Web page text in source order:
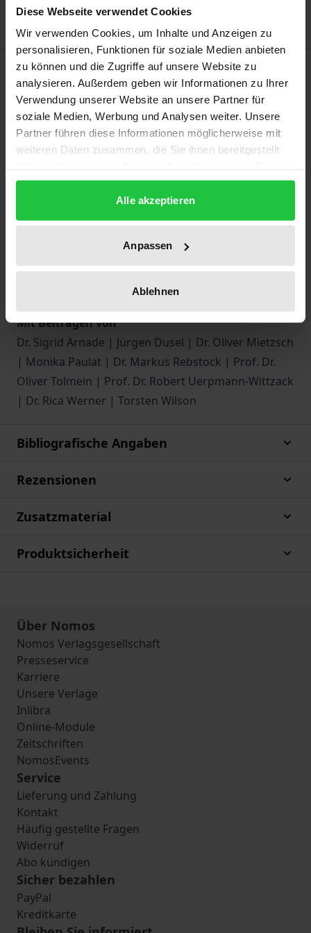
Diese Webseite verwendet Cookies
Wir verwenden Cookies, um Inhalte und Anzeigen zu
personalisieren, Funktionen für soziale Medien anbieten
zu können und die Zugriffe auf unsere Website zu
analysieren. Außerdem geben wir Informationen zu Ihrer
Verwendung unserer Website an unsere Partner für
soziale Medien, Werbung und Analysen weiter. Unsere
Partner führen diese Informationen möglicherweise mit
weiteren Daten zusammen, die Sie ihnen bereitgestellt
gesammelt haben.
Alle akzeptieren
Anpassen
Ablehnen
Beschreibung
Für die Nutzung des öffentlichen
Personennahverkehrs war bis zum 1. Januar 2022
eine vollständige Barrierefreiheit herzustellen. Dies
Beiträge des Bandes, denen Vorträge auf den 6.
Jenaer Gesprächen zum Recht des ÖPNV zugrunde
liegen, stellen die mit den normativen Vorgaben vor
und befassen sich mit praktischen
Herausforderungen und Lösungen.
Mit Beiträgen von
Dr. Sigrid Arnade | Jürgen Dusel | Dr. Oliver Mietzsch
| Monika Paulat | Dr. Markus Rebstock | Prof. Dr.
Oliver Tolmein | Prof. Dr. Robert Uerpmann-Wittzack
| Dr. Rica Werner | Torsten Wilson
Bibliografische Angaben
Rezensionen
Zusatzmaterial
Produktsicherheit
Über Nomos
Nomos Verlagsgesellschaft
Presseservice
Karriere
Unsere Verlage
Inlibra
Online-Module
Zeitschriften
NomosEvents
Service
Lieferung und Zahlung
Kontakt
Häufig gestellte Fragen
Widerruf
Abo kündigen
Sicher bezahlen
PayPal
Kreditkarte